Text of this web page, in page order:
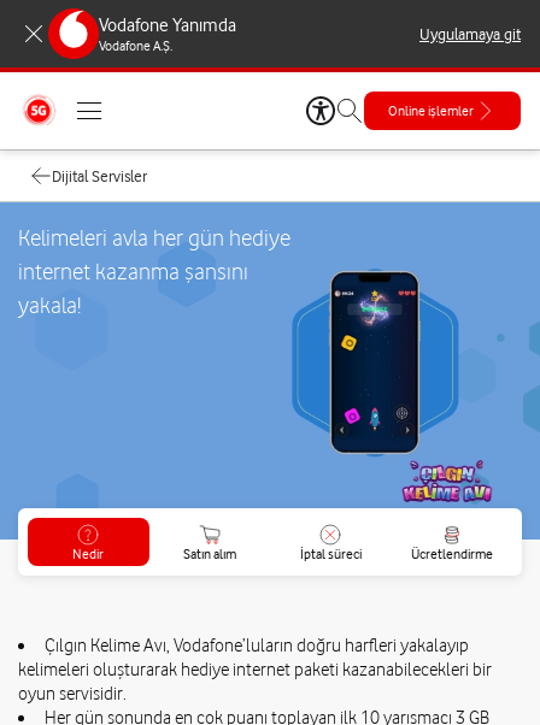
Vodafone Yanımda
Vodafone A.Ş.
Uygulamaya git
Online işlemler
Dijital Servisler
Kelimeleri avla her gün hediye
internet kazanma şansını
yakala!
Nedir Satın alım İptal süreci Ücretlendirme
Çılgın Kelime Avı, Vodafone’luların doğru harfleri yakalayıp
kelimeleri oluşturarak hediye internet paketi kazanabilecekleri bir
oyun servisidir.
Her gün sonunda en çok puanı toplayan ilk 10 yarışmacı 3 GB